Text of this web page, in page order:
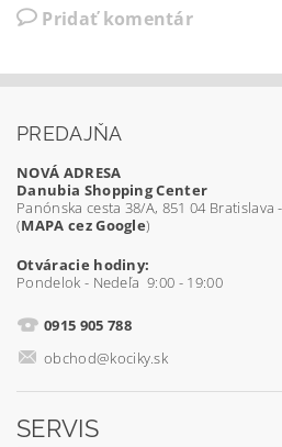
Pridať komentár
PREDAJŇA
NOVÁ ADRESA
Danubia Shopping Center
Panónska cesta 38/A, 851 04 Bratislava
(MAPA cez Google)
Otváracie hodiny:
Pondelok - Nedeľa 9:00 - 19:00
0915 905 788
obchod@kociky.sk
SERVIS